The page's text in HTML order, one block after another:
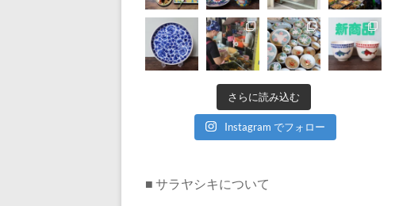
さらに読み込む
Instagram でフォロー
■ サラヤシキについて